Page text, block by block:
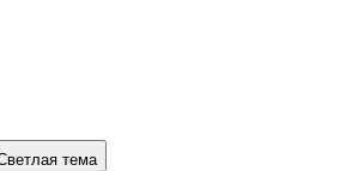
тема